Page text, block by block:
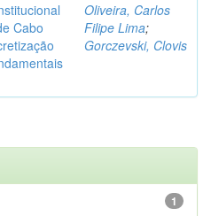
Cabo
Oliveira, Carlos
Filipe Lima;
Gorczevski, Clovis
1